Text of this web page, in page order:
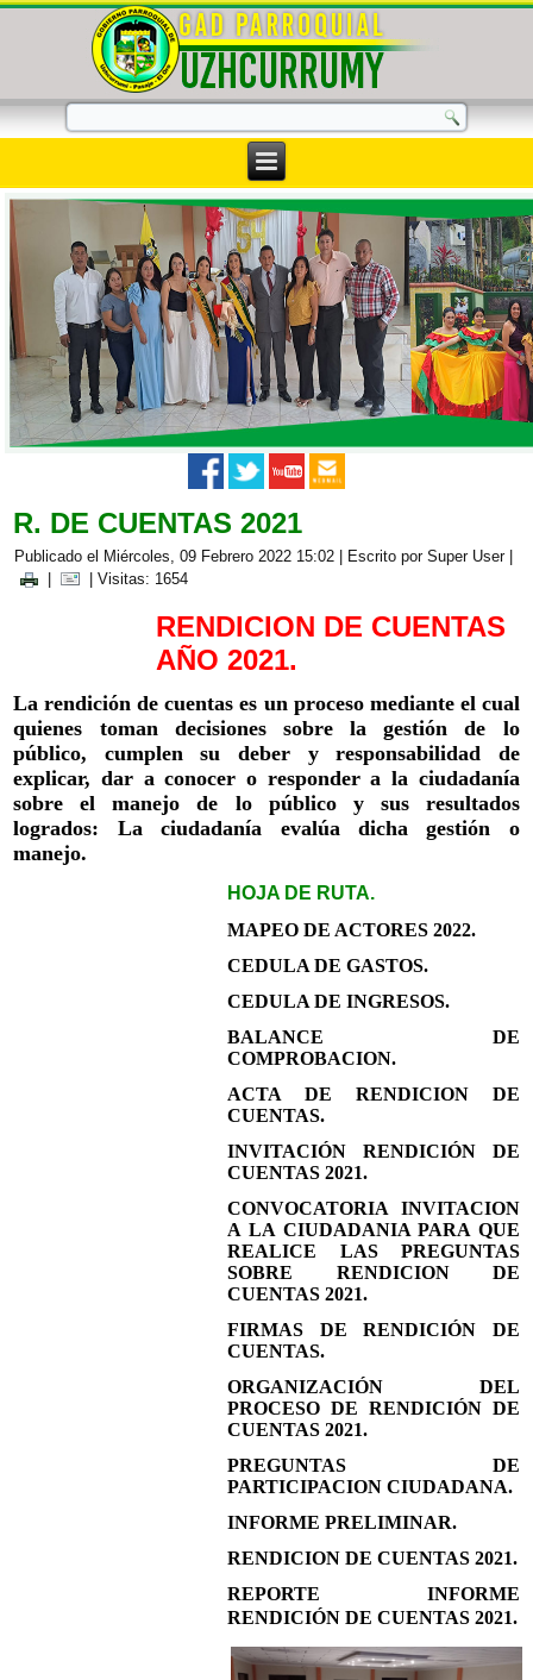
R. DE CUENTAS 2021
Publicado el Miércoles, 09 Febrero 2022 15:02 Escrito por Super User|
| Visitas: 1654
RENDICION DE CUENTAS
AÑO 2021.
La rendición de cuentas es un proceso mediante el cual
quienes toman decisiones sobre la gestión de lo
público, cumplen su deber y responsabilidad de
explicar, dar a conocer o responder a la ciudadanía
sobre el manejo de lo público y sus resultados
logrados: La ciudadanía evalúa dicha gestión o
manejo.
HOJA DE RUTA.
MAPEO DE ACTORES 2022.
CEDULA DE GASTOS.
CEDULA DE INGRESOS.
BALANCE DE
COMPROBACION.
ACTA DE RENDICION DE
CUENTAS.
INVITACIÓN RENDICIÓN DE
CUENTAS 2021.
CONVOCATORIA INVITACION
A LA CIUDADANIA PARA QUE
REALICE LAS PREGUNTAS
SOBRE RENDICION DE
CUENTAS 2021.
FIRMAS DE RENDICIÓN DE
CUENTAS.
ORGANIZACIÓN DEL
PROCESO DE RENDICIÓN DE
CUENTAS 2021.
PREGUNTAS DE
PARTICIPACION CIUDADANA.
INFORME PRELIMINAR.
RENDICION DE CUENTAS 2021.
REPORTE INFORME
RENDICIÓN DE CUENTAS 2021.